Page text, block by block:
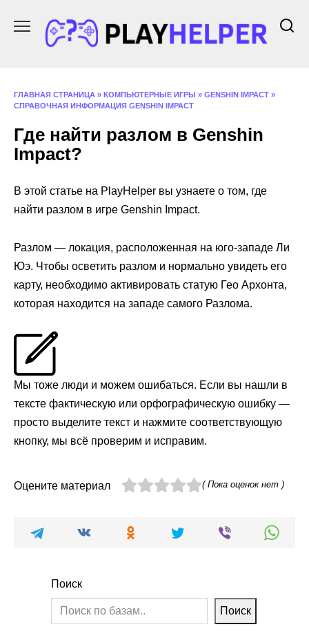
содержанию
ГЛАВНАЯ СТРАНИЦА » КОМПЬЮТЕРНЫЕ ИГРЫ » GENSHIN IMPACT »
СПРАВОЧНАЯ ИНФОРМАЦИЯ GENSHIN IMPACT
Где найти разлом в Genshin
Impact?
В этой статье на PlayHelper вы узнаете о том, где
найти разлом в игре Genshin Impact.
Разлом — локация, расположенная на юго-западе Ли
Юэ. Чтобы осветить разлом и нормально увидеть его
карту, необходимо активировать статую Гео Архонта,
которая находится на западе самого Разлома.
Мы тоже люди и можем ошибаться. Если вы нашли в
тексте фактическую или орфографическую ошибку —
просто выделите текст и нажмите соответствующую
кнопку, мы всё проверим и исправим.
Оцените материал ( Пока оценок нет )
Поиск
Поиск